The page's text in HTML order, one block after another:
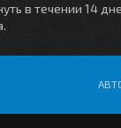
в течении 14